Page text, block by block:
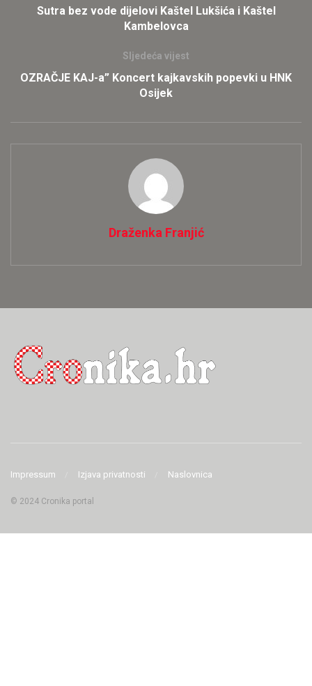
Sutra bez vode dijelovi Kaštel Lukšića i Kaštel
Kambelovca
Sljedeća vijest
OZRAČJE KAJ-a” Koncert kajkavskih popevki u HNK
Osijek
Draženka Franjić
Impressum Izjava privatnosti Naslovnica
© 2024 Cronika portal